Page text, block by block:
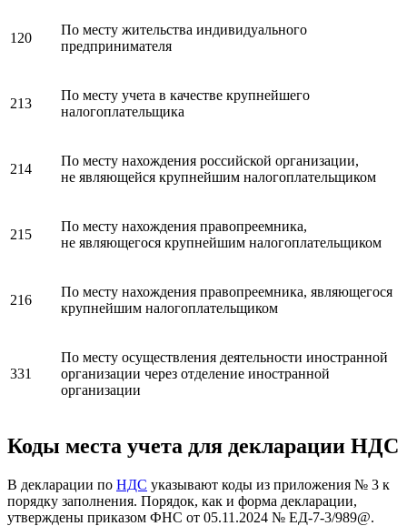
120
По месту жительства индивидуального
предпринимателя
213
По месту учета в качестве крупнейшего
налогоплательщика
214
По месту нахождения российской организации,
не являющейся крупнейшим налогоплательщиком
215
По месту нахождения правопреемника,
не являющегося крупнейшим налогоплательщиком
216
По месту нахождения правопреемника, являющегося
крупнейшим налогоплательщиком
331
По месту осуществления деятельности иностранной
организации через отделение иностранной
организации
Коды места учета для декларации НДС
В декларации по НДС указывают коды из приложения № 3 к
порядку заполнения. Порядок, как и форма декларации,
утверждены приказом ФНС от 05.11.2024 № ЕД-7-3/989@.